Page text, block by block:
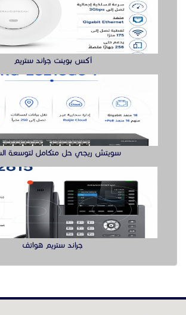
سويتش ريجي حل متكامل لتوسعة
جراند ستريم هواتف
الدول